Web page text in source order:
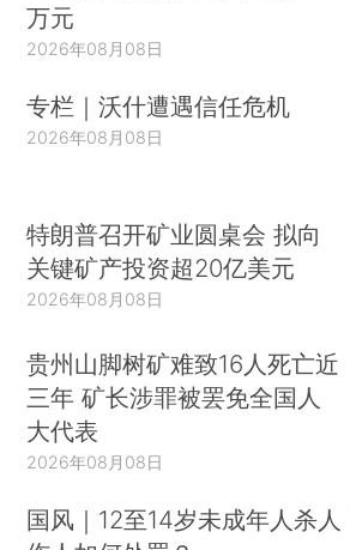
万元
2026年08月08日
专栏｜沃什遭遇信任危机
2026年08月08日
特朗普召开矿业圆桌会 拟向
关键矿产投资超20亿美元
2026年08月08日
贵州山脚树矿难致16人死亡近
三年 矿长涉罪被罢免全国人
大代表
2026年08月08日
国风｜12至14岁未成年人杀人